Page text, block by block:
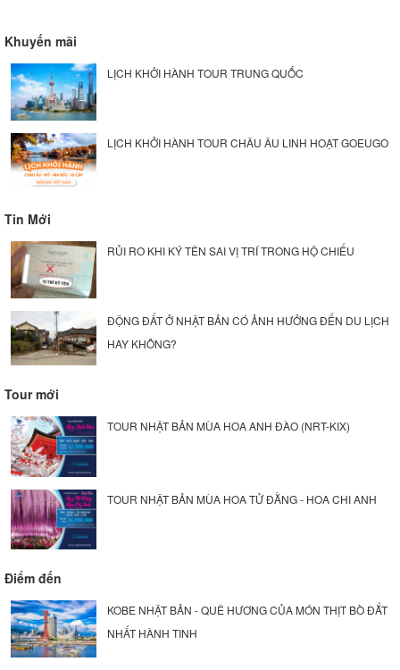
Khuyến mãi
LỊCH KHỞI HÀNH TOUR TRUNG QUỐC
LỊCH KHỞI HÀNH TOUR CHÂU ÂU LINH HOẠT GOEUGO
Tin Mới
RỦI RO KHI KÝ TÊN SAI VỊ TRÍ TRONG HỘ CHIẾU
ĐỘNG ĐẤT Ở NHẬT BẢN CÓ ẢNH HƯỞNG ĐẾN DU LỊCH
HAY KHÔNG?
Tour mới
TOUR NHẬT BẢN MÙA HOA ANH ĐÀO (NRT-KIX)
TOUR NHẬT BẢN MÙA HOA TỬ ĐẰNG - HOA CHI ANH
Điểm đến
KOBE NHẬT BẢN - QUÊ HƯƠNG CỦA MÓN THỊT BÒ ĐẮT
NHẤT HÀNH TINH